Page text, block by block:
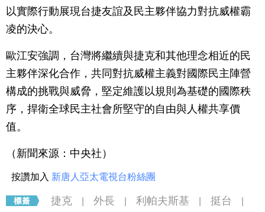
以實際行動展現台捷友誼及民主夥伴協力對抗威權霸
凌的決心。
歐江安強調，台灣將繼續與捷克和其他理念相近的民
主夥伴深化合作，共同對抗威權主義對國際民主陣營
構成的挑戰與威脅，堅定維護以規則為基礎的國際秩
序，捍衛全球民主社會所堅守的自由與人權共享價
值。
（新聞來源：中央社）
按讚加入 新唐人亞太電視台粉絲團
捷克 外長 利帕夫斯基 挺台